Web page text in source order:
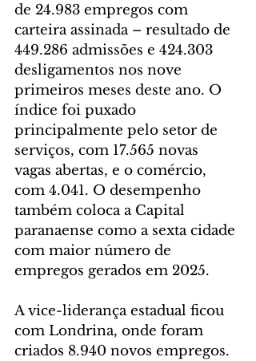
de 24.983 empregos com
carteira assinada – resultado de
449.286 admissões e 424.303
desligamentos nos nove
primeiros meses deste ano. O
índice foi puxado
principalmente pelo setor de
serviços, com 17.565 novas
vagas abertas, e o comércio,
com 4.041. O desempenho
também coloca a Capital
paranaense como a sexta cidade
com maior número de
empregos gerados em 2025.
A vice-liderança estadual ficou
com Londrina, onde foram
criados 8.940 novos empregos.